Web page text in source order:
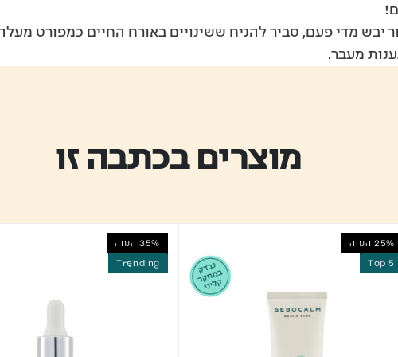
יבש מדי פעם, סביר להניח ששינויים באורח החיים כמפורט
מעבר.
מוצרים בכתבה זו
Top 5
25% הנחה
Trending
35% הנחה